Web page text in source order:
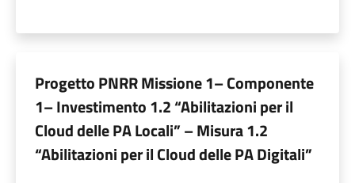
Progetto PNRR Missione 1– Componente
1– Investimento 1.2 “Abilitazioni per il
Cloud delle PA Locali” – Misura 1.2
“Abilitazioni per il Cloud delle PA Digitali”